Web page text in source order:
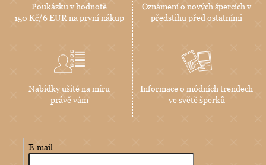
Poukázku v hodnotě
150 Kč/6 EUR na první nákup
Oznámení o nových špercích v
předstihu před ostatními
Nabídky ušité na míru
právě vám
Informace o módních trendech
ve světě šperků
E-mail